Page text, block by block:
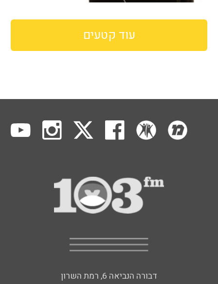
עוד קטעים
דבורה הנביאה 6, רמת השרון